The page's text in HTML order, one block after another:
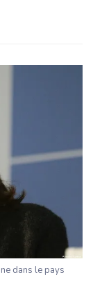
dans le pays